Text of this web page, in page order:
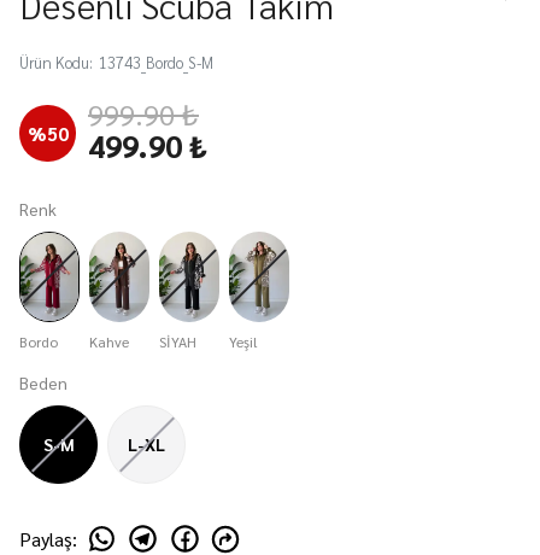
Ürün Kodu: 13743_Bordo_S-M
%50 999.90 ₺
499.90 ₺
Renk
Bordo Kahve SİYAH Yeşil
Beden
S-M L-XL
Paylaş: